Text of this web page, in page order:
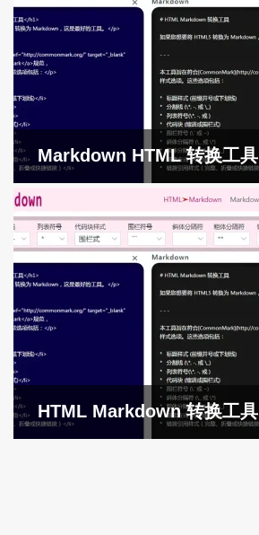
Markdown HTML 转换工具
HTML Markdown 转换工具